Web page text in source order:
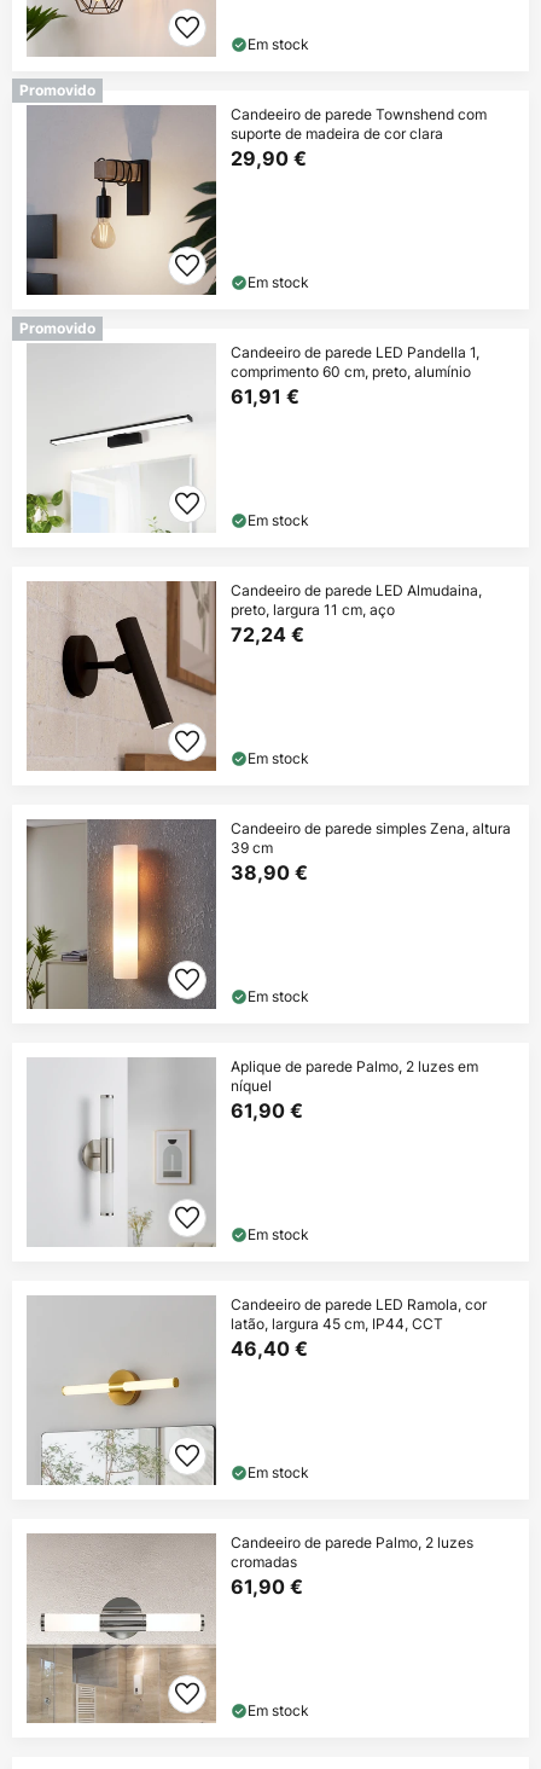
Em stock
Promovido
Candeeiro de parede Townshend com
suporte de madeira de cor clara
29,90 €
Em stock
Promovido
Candeeiro de parede LED Pandella 1,
comprimento 60 cm, preto, alumínio
61,91 €
Em stock
Candeeiro de parede LED Almudaina,
preto, largura 11 cm, aço
72,24 €
Em stock
Candeeiro de parede simples Zena, altura
39 cm
38,90 €
Em stock
Aplique de parede Palmo, 2 luzes em
níquel
61,90 €
Em stock
Candeeiro de parede LED Ramola, cor
latão, largura 45 cm, IP44, CCT
46,40 €
Em stock
Candeeiro de parede Palmo, 2 luzes
cromadas
61,90 €
Em stock